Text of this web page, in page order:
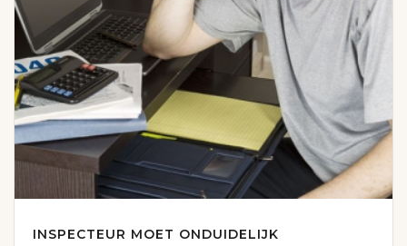
INSPECTEUR MOET ONDUIDELIJK